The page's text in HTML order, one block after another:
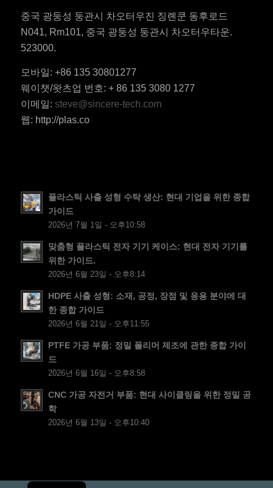
중국 광둥성 둥관시 차오터우진 징롄쿤 동후로드
N041, Rm101, 중국 광둥성 둥관시 차오터우타운.
523000.
모바일: +86 135 30801277
웨이챗/왓츠업 번호: + 86 135 3080 1277
이메일: steve@sincere-tech.com
웹: http://plas.co
플라스틱 사출 성형 수탁 생산: 현대 기업을 위한 종합
가이드
2026년 7월 1일 - 오후10:58
맞춤형 플라스틱 전자 기기 케이스: 현대 전자 기기를
위한 가이드.
2026년 6월 23일 - 오후8:14
HDPE 사출 성형: 소재, 공정, 장점 및 응용 분야에 대
한 종합 가이드
2026년 6월 21일 - 오후11:55
PTFE 가공 부품: 정밀 폴리머 제조에 관한 종합 가이
드
2026년 6월 16일 - 오후8:58
CNC 가공 자전거 부품: 현대 사이클링을 위한 정밀 공
학
2026년 6월 13일 - 오후10:40
DE
RU
NL
PL
AR
ES
JA
PT
DA
FI
HU
RO
ES_MX